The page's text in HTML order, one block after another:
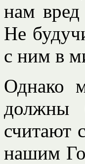
нам
Не
с ним в
Однако
должны
считают
нашим